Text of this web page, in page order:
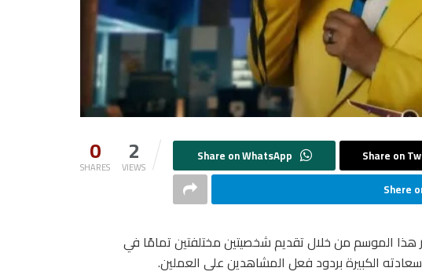
0
SHARES 2
VIEWS
Share on
Shere
الموسم من خلال تقديم شخصيتين مختلفتين تمامًا في
الكبيرة بردود فعل المشاهدين على العملين.